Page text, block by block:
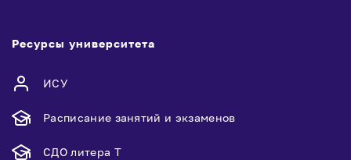
Ресурсы университета
ИСУ
Расписание занятий и экзаменов
СДО литера Т